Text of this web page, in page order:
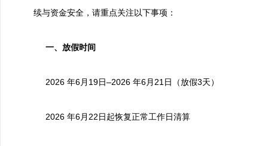
续与资金安全，请重点关注以下事项：
一、放假时间
2026 年6月19日–2026 年6月21日（放假3天）
2026 年6月22日起恢复正常工作日清算